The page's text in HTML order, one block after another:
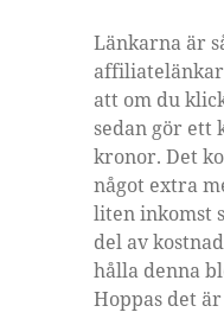
Länkarna är
att om du
sedan gör ett
kronor. Det
något extra
liten inkomst
del av
hålla denna
Hoppas det